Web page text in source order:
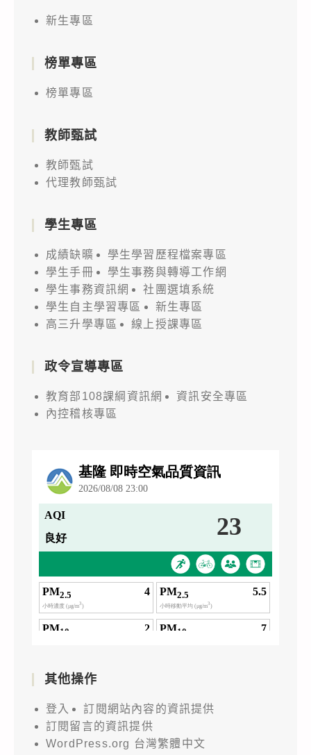
新生專區
榜單專區
榜單專區
教師甄試
教師甄試
代理教師甄試
學生專區
成績缺曠
學生學習歷程檔案專區
學生手冊
學生事務與轉導工作網
學生事務資訊網
社團選填系統
學生自主學習專區
新生專區
高三升學專區
線上授課專區
政令宣導專區
教育部108課綱資訊網
資訊安全專區
內控稽核專區
其他操作
登入
訂閱網站內容的資訊提供
訂閱留言的資訊提供
WordPress.org 台灣繁體中文